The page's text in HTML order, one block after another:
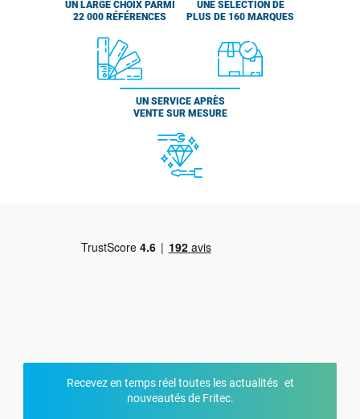
UN LARGE CHOIX PARMI
22 000 RÉFÉRENCES
UNE SÉLECTION DE
PLUS DE 160 MARQUES
UN SERVICE APRÈS
VENTE SUR MESURE
Recevez en temps réel toutes les actualités et
nouveautés de Fritec.